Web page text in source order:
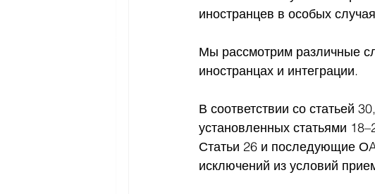
иностранцев в особых
Мы рассмотрим различные
иностранцах и интеграции.
В соответствии со статьей
установленных статьями
Статьи 26 и последующие
исключений из условий